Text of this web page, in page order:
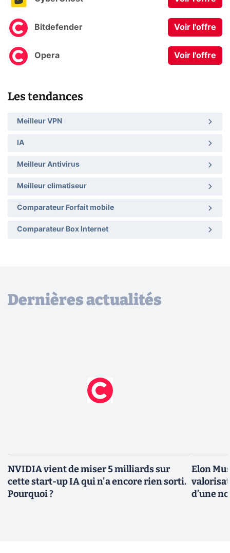
Bitdefender Voir l'offre
Opera Voir l'offre
Les tendances
Meilleur VPN
IA
Meilleur Antivirus
Meilleur climatiseur
Comparateur Forfait mobile
Comparateur Box Internet
Dernières actualités
NVIDIA vient de miser 5 milliards sur
cette start-up IA qui n'a encore rien sorti.
Pourquoi ?
Elon
d’une